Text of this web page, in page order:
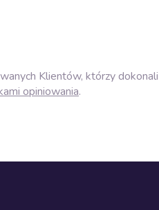
Klientów, którzy
opiniowania.